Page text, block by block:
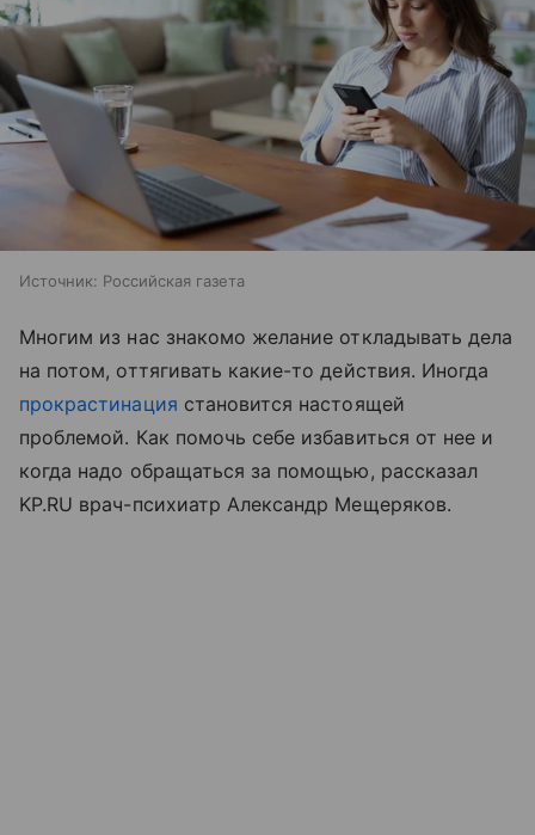
Источник: Российская газета
Многим из нас знакомо желание откладывать дела
на потом, оттягивать какие-то действия. Иногда
прокрастинация становится настоящей
проблемой. Как помочь себе избавиться от нее и
когда надо обращаться за помощью, рассказал
KP.RU врач-психиатр Александр Мещеряков.